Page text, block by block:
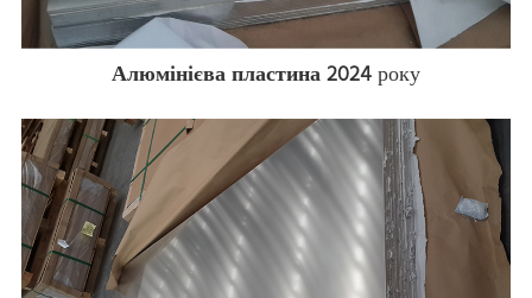
Алюмінієва пластина 2024року